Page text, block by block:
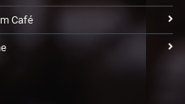
Café